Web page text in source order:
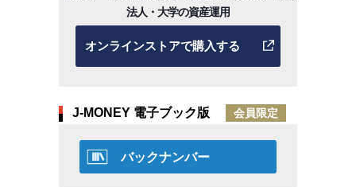
法人・大学の資産運用
オンラインストアで購入する
J-MONEY 電子ブック版 会員限定
バックナンバー